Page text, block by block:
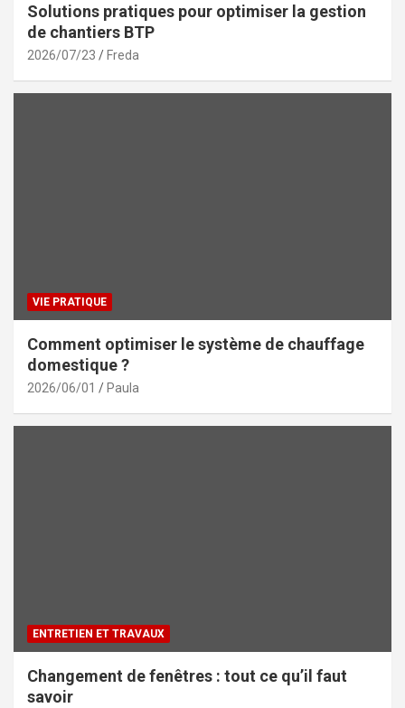
Solutions pratiques pour optimiser la gestion
de chantiers BTP
2026/07/23 Freda
VIE PRATIQUE
Comment optimiser le système de chauffage
domestique ?
2026/06/01 Paula
ENTRETIEN ET TRAVAUX
Changement de fenêtres : tout ce qu’il faut
savoir